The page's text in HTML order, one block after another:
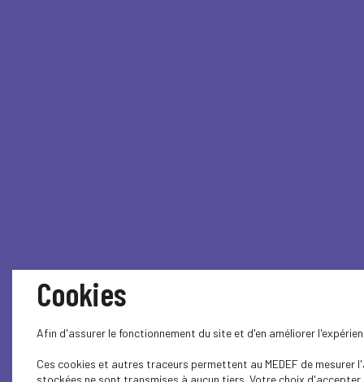
Cookies
Afin d'assurer le fonctionnement du site et d'en améliorer
Ces cookies et autres traceurs permettent au MEDEF de
stockées ne sont transmises à aucun tiers. Votre choix